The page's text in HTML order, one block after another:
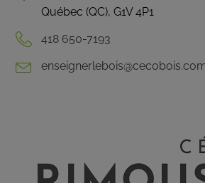
Québec (QC), G1V 4P1
418 650-7193